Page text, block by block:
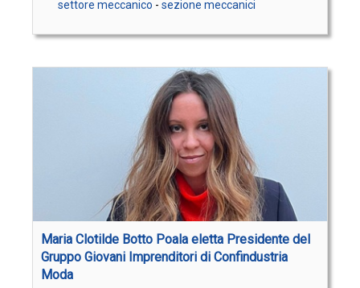
settore meccanico - sezione meccanici
Maria Clotilde Botto Poala eletta Presidente del
Gruppo Giovani Imprenditori di Confindustria
Moda